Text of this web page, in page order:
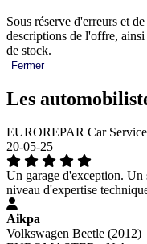
Sous réserve d'erreurs et
descriptions de l'offre, ainsi
de stock.
Fermer
Les
EUROREPAR Car
20-05-25
Un garage d'exception.
niveau d'expertise
Aikpa
Volkswagen Beetle (2012)